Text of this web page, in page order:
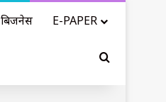
बिजनेस E-PAPER
Search for